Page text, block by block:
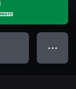
● ● ●